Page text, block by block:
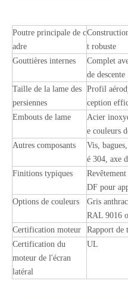
Poutre principale de c
adre
t robuste
Gouttières internes
Complet
de descente
Taille de la lame des
persiennes
Profil
ception
Embouts de lame
Acier
e couleurs
Autres composants
Vis,
é 304, axe
Finitions typiques
DF pour
Options de couleurs
Gris
RAL 9016
Certification moteur
Rapport de
Certification du
moteur de l'écran
latéral
UL